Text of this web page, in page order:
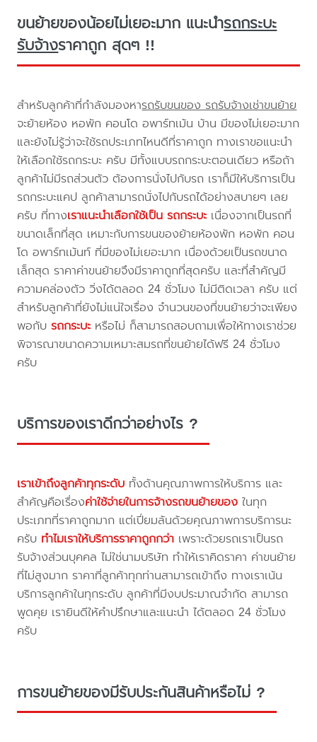
ขนย้ายของน้อยไม่เยอะมาก แนะนำรถกระบะ
รับจ้างราคาถูก สุดๆ !!
สำหรับลูกค้าที่กำลังมองหารถรับขนของ รถรับจ้างเช่าขนย้าย
จะย้ายห้อง หอพัก คอนโด อพาร์ทเม้น บ้าน มีของไม่เยอะมาก
และยังไม่รู้ว่าจะใช้รถประเภทไหนดีที่ราคาถูก ทางเราขอแนะนำ
ให้เลือกใช้รถกระบะ ครับ มีทั้งแบบรถกระบะตอนเดียว หรือถ้า
ลูกค้าไม่มีรถส่วนตัว ต้องการนั่งไปกับรถ เราก็มีให้บริการเป็น
รถกระบะแคป ลูกค้าสามารถนั่งไปกับรถได้อย่างสบายๆ เลย
ครับ ที่ทางเราแนะนำเลือกใช้เป็น รถกระบะ เนื่องจากเป็นรถที่
ขนาดเล็กที่สุด เหมาะกับการขนของย้ายห้องพัก หอพัก คอน
โด อพาร์ทเม้นท์ ที่มีของไม่เยอะมาก เนื่องด้วยเป็นรถขนาด
เล็กสุด ราคาค่าขนย้ายจึงมีราคาถูกที่สุดครับ และที่สำคัญมี
ความคล่องตัว วิ่งได้ตลอด 24 ชั่วโมง ไม่มีติดเวลา ครับ แต่
สำหรับลูกค้าที่ยังไม่แน่ใจเรื่อง จำนวนของที่ขนย้ายว่าจะเพียง
พอกับรถกระบะ หรือไม่ ก็สามารถสอบถามเพื่อให้ทางเราช่วย
พิจารณาขนาดความเหมาะสมรถที่ขนย้ายได้ฟรี 24 ชั่วโมง
ครับ
บริการของเราดีกว่าอย่างไร ?
เราเข้าถึงลูกค้าทุกระดับ ทั้งด้านคุณภาพการให้บริการ และ
สำคัญคือเรื่องค่าใช้จ่ายในการจ้างรถขนย้ายของ ในทุก
ประเภทที่ราคาถูกมาก แต่เปี่ยมล้นด้วยคุณภาพการบริการนะ
ครับ ทำไมเราให้บริการราคาถูกกว่า เพราะด้วยรถเราเป็นรถ
รับจ้างส่วนบุคคล ไม่ใช่นามบริษัท ทำให้เราคิดราคา ค่าขนย้าย
ที่ไม่สูงมาก ราคาที่ลูกค้าทุกท่านสามารถเข้าถึง ทางเราเน้น
บริการลูกค้าในทุกระดับ ลูกค้าที่มีงบประมาณจำกัด สามารถ
พูดคุย เรายินดีให้คำปรึกษาและแนะนำ ได้ตลอด 24 ชั่วโมง
ครับ
การขนย้ายของมีรับประกันสินค้าหรือไม่ ?